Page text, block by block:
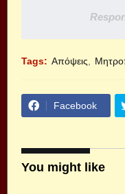
Tags: Απόψεις
Facebook
You might like